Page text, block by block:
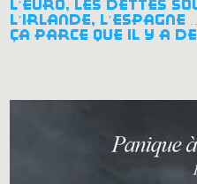
l’euro, les dettes
l’irlande,
ça parce que il y a